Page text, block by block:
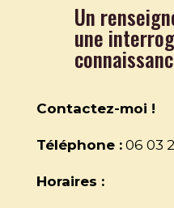
Un
une
Contactez-moi !
Téléphone : 06 03
Horaires :